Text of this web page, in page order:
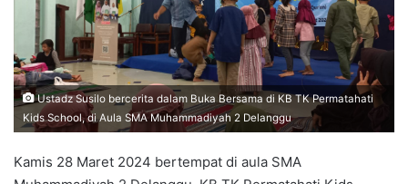
Ustadz Susilo bercerita dalam Buka Bersama di KB TK Permatahati
Kids School, di Aula SMA Muhammadiyah 2 Delanggu
Kamis 28 Maret 2024 bertempat di aula SMA